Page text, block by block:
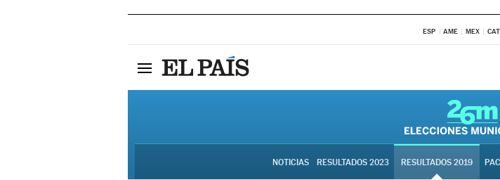
ESP AME MEX CAT
NOTICIAS RESULTADOS 2023 RESULTADOS 2019